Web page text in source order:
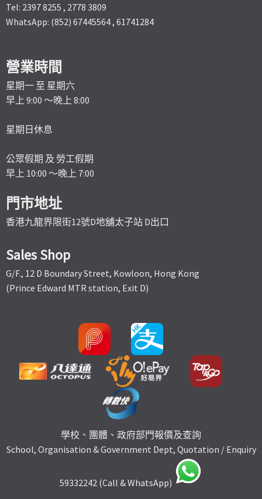
Tel: 2397 8255 , 2778 3809
WhatsApp: (852) 67445564 , 61741284
營業時間
星期一 至 星期六
早上 9:00 ～晚上 8:00
星期日休息
公眾假期 及 勞工假期
早上 10:00 ～晚上 7:00
門市地址
香港九龍界限街12號D地舖太子站 D出口
Sales Shop
G/F., 12 D Boundary Street, Kowloon, Hong Kong
(Prince Edward MTR station, Exit D)
學校、團體、政府部門報價及查詢
School, Organisation & Government Dept, Quotation / Enquiry
59332242 (Call & WhatsApp)